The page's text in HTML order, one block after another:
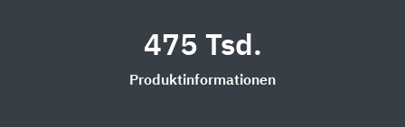
475 Tsd.
Produktinformationen